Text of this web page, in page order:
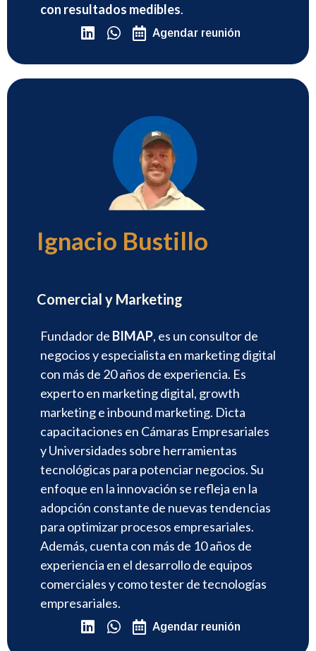
con resultados medibles.
Agendar reunión
Ignacio Bustillo
Comercial y Marketing
Fundador de BIMAP, es un consultor de
negocios y especialista en marketing digital
con más de 20 años de experiencia. Es
experto en marketing digital, growth
marketing e inbound marketing. Dicta
capacitaciones en Cámaras Empresariales
y Universidades sobre herramientas
tecnológicas para potenciar negocios. Su
enfoque en la innovación se refleja en la
adopción constante de nuevas tendencias
para optimizar procesos empresariales.
Además, cuenta con más de 10 años de
experiencia en el desarrollo de equipos
comerciales y como tester de tecnologías
empresariales.
Agendar reunión